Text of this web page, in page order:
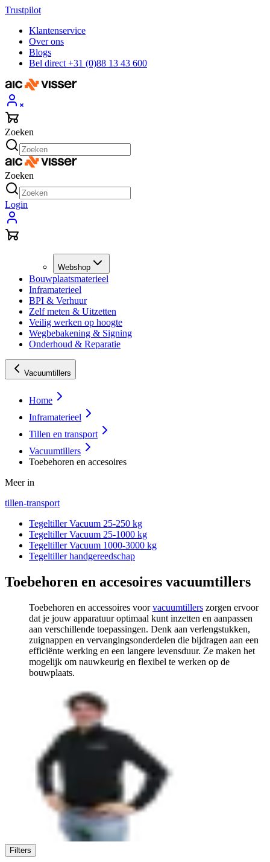
Trustpilot
Klantenservice
Over ons
Blogs
Bel direct +31 (0)88 13 43 600
Zoeken
Zoeken
Login
Webshop
Bouwplaatsmaterieel
Inframaterieel
BPI & Verhuur
Zelf meten & Uitzetten
Veilig werken op hoogte
Wegbebakening & Signing
Onderhoud & Reparatie
Vacuumtillers
Home
Inframaterieel
Tillen en transport
Vacuumtillers
Toebehoren en accesoires
Meer in
tillen-transport
Tegeltiller Vacuum 25-250 kg
Tegeltiller Vacuum 25-1000 kg
Tegeltiller Vacuum 1000-3000 kg
Tegeltiller handgereedschap
Toebehoren en accesoires vacuumtillers
Toebehoren en accessoires voorvacuumtillers zorgen ervoor
dat je jouw apparatuur optimaal kunt inzetten en aanpassen
aan verschillende toepassingen. Denk aan verlengstukken,
zuignappen en vervangingsonderdelen die bijdragen aan een
efficiënte werking en een langere levensduur. Ze maken het
mogelijk om nauwkeurig en flexibel te werken op de
bouwplaats.
Filters